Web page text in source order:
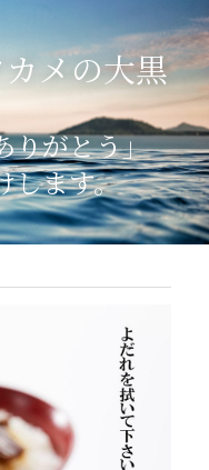
メの大黒
りがとう」
します。